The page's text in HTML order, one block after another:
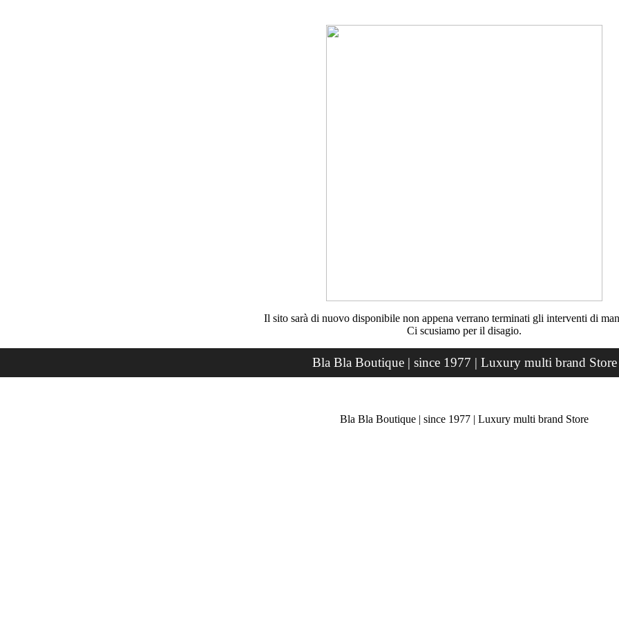
Il sito sarà di nuovo disponibile non appena verrano terminati gli interventi di
Ci scusiamo per il disagio.
Bla Bla Boutique | since 1977 | Luxury multi brand Store
Bla Bla Boutique | since 1977 | Luxury multi brand Store